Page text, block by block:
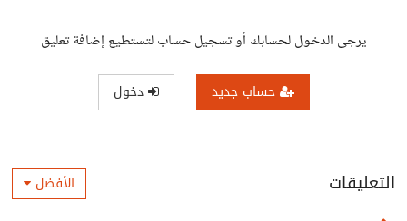
يرجى الدخول لحسابك أو تسجيل حساب لتستطيع إضافة تعليق
حساب جديد دخول
التعليقات الأفضل